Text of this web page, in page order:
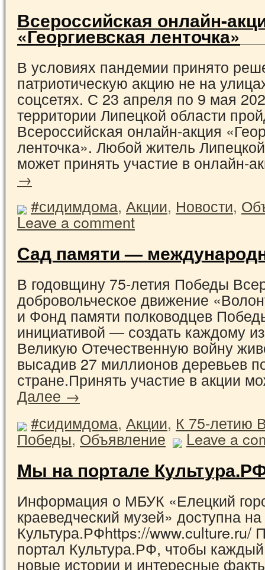
Всероссийская онлайн-
«Георгиевская ленточка»
В условиях пандемии принято
патриотическую акцию не на
соцсетях. С 23 апреля по 9 мая
территории Липецкой области
Всероссийская онлайн-акция
ленточка». Любой житель
может принять участие в онлайн-
→
#сидимдома, Акции, Новости,
Leave a comment
Сад памяти —
В годовщину 75-летия Победы
добровольческое движение
и Фонд памяти полководцев
инициативой — создать каждому
Великую Отечественную войну
высадив 27 миллионов деревьев
стране.Принять участие в акции
Далее →
#сидимдома, Акции, К 75-летию
Победы,Объявление Leave a
Мы на портале
Информация о МБУК «Елецкий
краеведческий музей» доступна
Культура.РФhttps://www.culture.ru/
портал Культура.РФ, чтобы
новые истории и интересные